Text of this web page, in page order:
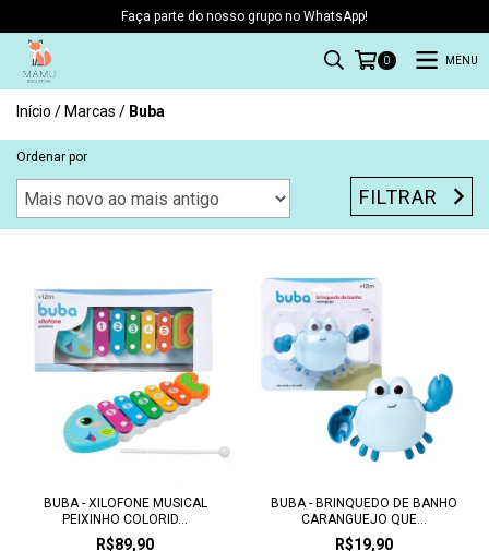
Faça parte do nosso grupo no WhatsApp!
0 MENU
Início / Marcas / Buba
Ordenar por
FILTRAR
BUBA - XILOFONE MUSICAL
PEIXINHO COLORID...
R$89,90
BUBA - BRINQUEDO DE BANHO
CARANGUEJO QUE...
R$19,90